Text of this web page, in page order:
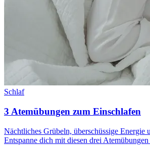
Schlaf
3 Atemübungen zum Einschlafen
Nächtliches Grübeln, überschüssige Energie
Entspanne dich mit diesen drei